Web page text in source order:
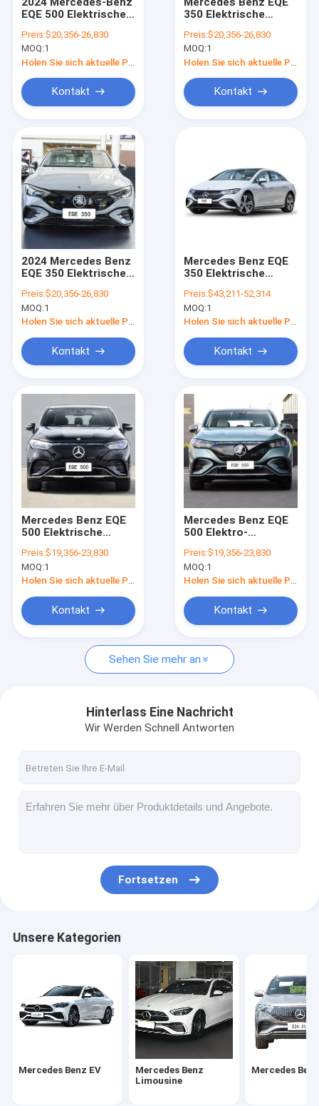
Produkte
Videos
Über uns
Werksbesichtigung
Mercedes Benz EV
Mercedes Benz Limousine
Mercedes Benz SUV
EQE 500 Elektrische
Linkslenkung Euro III
Preis:$20,356-26,830
MOQ:1
Kontakt
350 Elektrische
Elektrizität 180 km/h
Preis:$20,356-26,830
MOQ:1
Kontakt
2024 Mercedes Benz
EQE 350 Elektrische
Preis:$20,356-26,830
MOQ:1
Holen Sie sich aktuelle Preis
Kontakt
Mercedes Benz EQE
350 Elektrische
Reichweite
Schnellladung
Preis:$43,211-52,314
MOQ:1
Holen Sie sich aktuelle Preis
Kontakt
Mercedes Benz EQE
500 Elektrische
180 km/h
Preis:$19,356-23,830
MOQ:1
Holen Sie sich aktuelle Preis
Kontakt
Mercedes Benz EQE
500 Elektro-
180 km/h
Preis:$19,356-23,830
MOQ:1
Holen Sie sich aktuelle Preis
Kontakt
Sehen Sie mehr an
Hinterlass Eine Nachricht
Wir Werden Schnell Antworten
Fortsetzen
Unsere Kategorien
Mercedes Benz EV
Mercedes Benz
Limousine
Mercedes